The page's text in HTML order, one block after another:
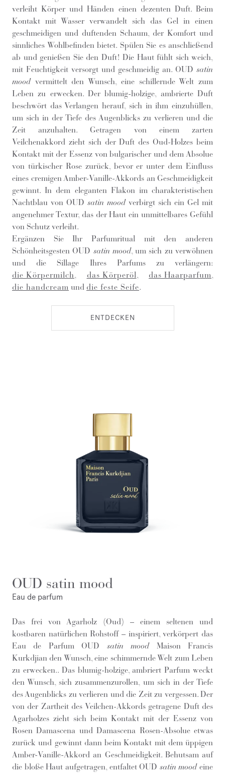
verleiht Körper und Händen einen dezenten Duft. Beim
Kontakt mit Wasser verwandelt sich das Gel in einen
geschmeidigen und duftenden Schaum, der Komfort und
sinnliches Wohlbefinden bietet. Spülen Sie es anschließend
ab und genießen Sie den Duft! Die Haut fühlt sich weich,
mit Feuchtigkeit versorgt und geschmeidig an. OUD satin
mood vermittelt den Wunsch, eine schillernde Welt zum
Leben zu erwecken. Der blumig-holzige, ambrierte Duft
beschwört das Verlangen herauf, sich in ihm einzuhüllen,
um sich in der Tiefe des Augenblicks zu verlieren und die
Zeit anzuhalten. Getragen von einem zarten
Veilchenakkord zieht sich der Duft des Oud-Holzes beim
Kontakt mit der Essenz von bulgarischer und dem Absolue
von türkischer Rose zurück, bevor er unter dem Einfluss
eines cremigen Amber-Vanille-Akkords an Geschmeidigkeit
gewinnt. In dem eleganten Flakon im charakteristischen
Nachtblau von OUD satin moodverbirgt sich ein Gel mit
angenehmer Textur, das der Haut ein unmittelbares Gefühl
von Schutz verleiht.
Ergänzen Sie Ihr Parfumritual mit den anderen
Schönheitsgesten OUD satin mood, um sich zu verwöhnen
und die Sillage Ihres Parfums zu verlängern:
die Körpermilch
das Körperöl das Haarparfum
die handcream und die feste Seife.
ENTDECKEN
OUD satin mood
Eau de parfum
Das frei von Agarholz (Oud) – einem seltenen und
kostbaren natürlichen Rohstoff – inspiriert, verkörpert das
Eau de Parfum OUD satin moodMaison Francis
Kurkdjian den Wunsch, eine schimmernde Welt zum Leben
zu erwecken.. Das blumig-holzige, ambriert Parfum weckt
den Wunsch, sich zusammenzurollen, um sich in der Tiefe
des Augenblicks zu verlieren und die Zeit zu vergessen. Der
von der Zartheit des Veilchen-Akkords getragene Duft des
Agarholzes zieht sich beim Kontakt mit der Essenz von
Rosen Damascena und Damascena Rosen-Absolue etwas
zurück und gewinnt dann beim Kontakt mit dem üppigen
Amber-Vanille-Akkord an Geschmeidigkeit. Behutsam auf
die bloße Haut aufgetragen, entfaltet OUD satin moodeine